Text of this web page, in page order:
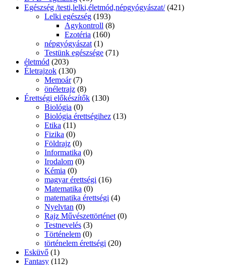
Egészség /testi,lelki,életmód,népgyógyászat/ (421)
Lelki egészség (193)
Agykontroll (8)
Ezotéria (160)
népgyógyászat (1)
Testünk egészsége (71)
életmód (203)
Életrajzok (130)
Memoár (7)
önéletrajz (8)
Érettségi előkészítők (130)
Biológia (0)
Biológia érettségihez (13)
Etika (11)
Fizika (0)
Földrajz (0)
Informatika (0)
Irodalom (0)
Kémia (0)
magyar érettségi (16)
Matematika (0)
matematika érettségi (4)
Nyelvtan (0)
Rajz Művészettörténet (0)
Testnevelés (3)
Történelem (0)
történelem érettségi (20)
Esküvő (1)
Fantasy (112)